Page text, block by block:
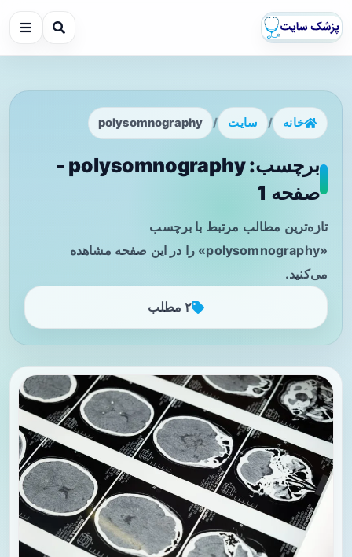
خانه / سایت /
polysomnography
برچسب: polysomnography -
صفحه 1
تازه‌ترین مطالب مرتبط با برچسب
«polysomnography» را در این صفحه مشاهده
می‌کنید.
۲ مطلب